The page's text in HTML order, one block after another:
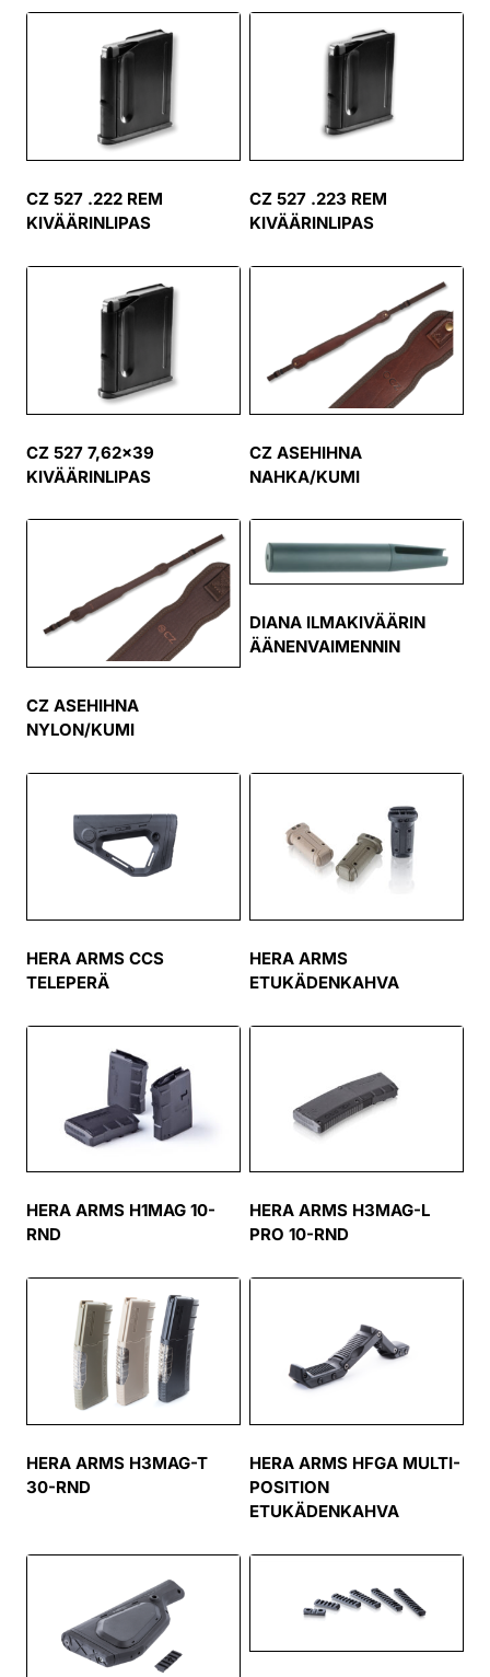
CZ 527 .222 REM
KIVÄÄRINLIPAS
CZ 527 .223 REM
KIVÄÄRINLIPAS
CZ 527 7,62×39
KIVÄÄRINLIPAS
CZ ASEHIHNA
NAHKA/KUMI
CZ ASEHIHNA
NYLON/KUMI
DIANA ILMAKIVÄÄRIN
ÄÄNENVAIMENNIN
HERA ARMS CCS
TELEPERÄ
HERA ARMS
ETUKÄDENKAHVA
HERA ARMS H1MAG 10-
RND
HERA ARMS H3MAG-L
PRO 10-RND
HERA ARMS H3MAG-T
30-RND
HERA ARMS HFGA MULTI-
POSITION
ETUKÄDENKAHVA